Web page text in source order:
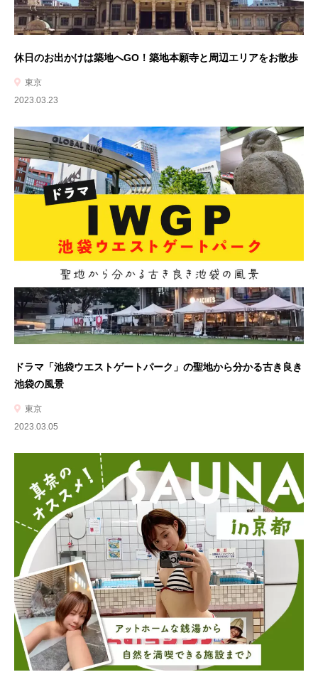
休日のお出かけは築地へGO！築地本願寺と周辺エリアをお散歩
東京
2023.03.23
ドラマ「池袋ウエストゲートパーク」の聖地から分かる古き良き
池袋の風景
東京
2023.03.05